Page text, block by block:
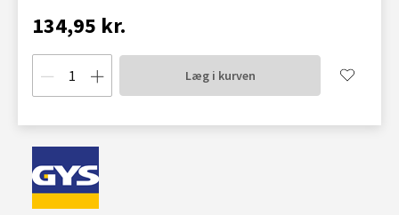
134,95 kr.
Læg i kurven